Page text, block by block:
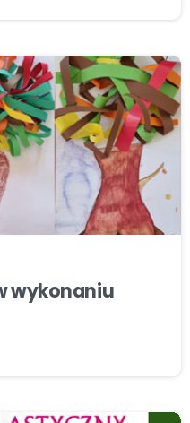
w wykonaniu